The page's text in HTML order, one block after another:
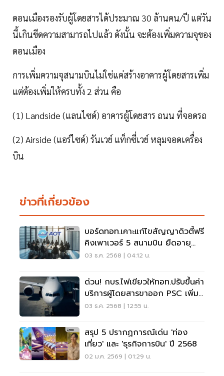
ดอนเมืองรองรับผู้โดยสารได้ประมาณ 30 ล้านคน/ปี แต่วัน
นี้เกินขีดความสามารถไปแล้ว ดังนั้น จะต้องเพิ่มความจุของ
ดอนเมือง
การเพิ่มความจุสนามบินไม่ใช่แค่สร้างอาคารผู้โดยสารเพิ่ม
แต่ต้องเพิ่มให้ครบทั้ง 2 ส่วน คือ
(1) Landside (แลนไซด์) อาคารผู้โดยสาร ถนน ที่จอดรถ
(2) Airside (แอร์ไซด์) รันเวย์ แท็กซี่เวย์ หลุมจอดเครื่อง
บิน
ข่าวที่เกี่ยวข้อง
บอร์ดทอท.เคาะแก้ไขสัญญาดิวตี้ฟรี
คิงเพาเวอร์ 5 สนามบิน ยืดอายุ
สัญญา รื้อจ่ายผลตอบแทน
03 ธ.ค. 2568 | 04:12 น.
ด่วน! กบร.ไฟเขียวให้ทอท.ปรับขึ้นค่า
บริการผู้โดยสารขาออก PSC เพิ่ม
เป็น 1,120 บาท
03 ธ.ค. 2568 | 12:55 น.
สรุป 5 ปรากฏการณ์เด่น 'ท่อง
เที่ยว' และ 'ธุรกิจการบิน' ปี 2568
02 ม.ค. 2569 | 01:29 น.